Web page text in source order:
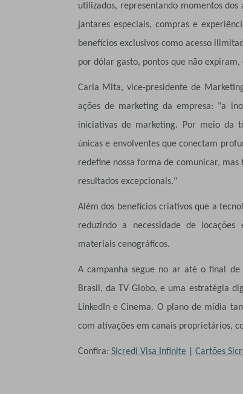
utilizados, representando momentos
jantares especiais, compras e
benefícios exclusivos como acesso
por dólar gasto, pontos que não expiram,
Carla Mita, vice-presidente de
ações de marketing da empresa: "a
iniciativas de marketing. Por meio da
únicas e envolventes que conectam
redefine nossa forma de comunicar,
resultados excepcionais."
Além dos benefícios criativos que a
reduzindo a necessidade de
materiais cenográficos.
A campanha segue no ar até o final
Brasil, da TV Globo, e uma estratégia
LinkedIn e Cinema. O plano de mídia
com ativações em canais proprietários,
Confira: Sicredi Visa Infinite| Cartões